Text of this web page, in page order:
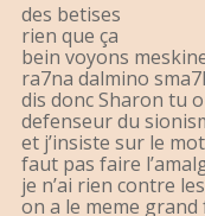
des betises
rien que ça
bein voyons
ra7na dalmino
dis donc Sharon tu
defenseur du
et j’insiste sur le
faut pas faire
je n’ai rien contre
on a le meme